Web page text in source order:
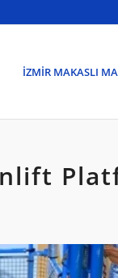
İZMİR MAKASLI